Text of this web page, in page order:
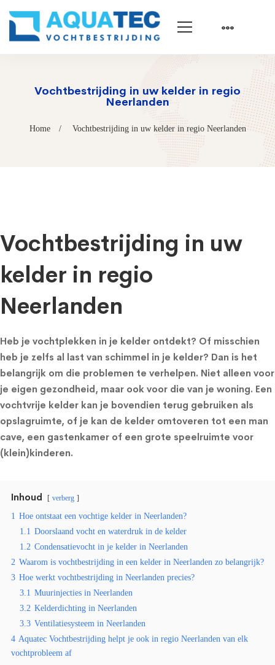
Vochtbestrijding in uw kelder in regio
Neerlanden
Home Vochtbestrijding in uw kelder in regio Neerlanden
Vochtbestrijding in uw
kelder in regio
Neerlanden
Heb je vochtplekken in je kelder ontdekt? Of misschien
heb je zelfs al last van schimmel in je kelder? Dan is het
belangrijk om die problemen te verhelpen. Niet alleen voor
je eigen gezondheid, maar ook voor die van je woning. Een
vochtvrije kelder kan je bovendien terug gebruiken als
opslagruimte, of je kan de kelder omtoveren tot een man
cave, een gastenkamer of een grote speelruimte voor
(klein)kinderen.
Inhoud verberg
1 Hoe ontstaat een vochtige kelder in Neerlanden?
1.1 Doorslaand vocht en waterdruk in de kelder
1.2 Condensatievocht in je kelder in Neerlanden
2 Waarom is vochtbestrijding in een kelder in Neerlanden zo belangrijk?
3 Hoe werkt vochtbestrijding in Neerlanden precies?
3.1 Muurinjecties in Neerlanden
3.2 Kelderdichting in Neerlanden
3.3 Ventilatiesysteem in Neerlanden
4 Aquatec Vochtbestrijding helpt je ook in regio Neerlanden van elk
vochtprobleem af